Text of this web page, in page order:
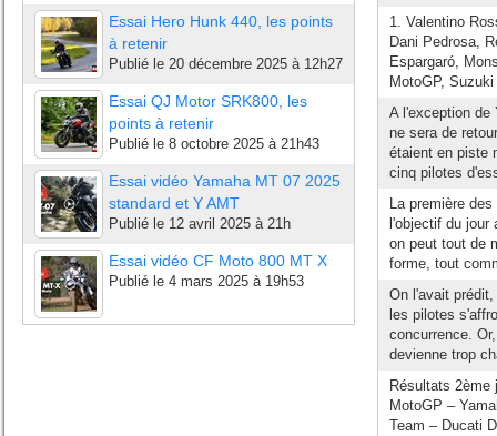
Essai Hero Hunk 440, les points
à retenir
Publié le 20 décembre 2025 à 12h27
Essai QJ Motor SRK800, les
points à retenir
Publié le 8 octobre 2025 à 21h43
Essai vidéo Yamaha MT 07 2025
standard et Y AMT
Publié le 12 avril 2025 à 21h
Essai vidéo CF Moto 800 MT X
Publié le 4 mars 2025 à 19h53
1. Valentino
Dani Pedrosa,
Espargaró,
MotoGP,
A l'exception de
ne sera de
étaient en piste
cinq pilotes
La première
l'objectif du
on peut tout de
forme, tout
On l'avait
les pilotes
concurrence.
devienne trop
Résultats 2ème
MotoGP –
Team – Ducati